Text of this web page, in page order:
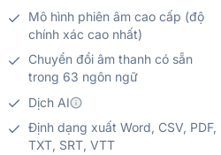
Mô hình phiên âm cao cấp (độ
chính xác cao nhất)
Chuyển đổi âm thanh có sẵn
trong 63 ngôn ngữ
Dịch AI
Định dạng xuất Word, CSV, PDF,
TXT, SRT, VTT